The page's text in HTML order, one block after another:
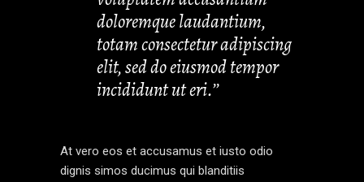
doloremque laudantium,
totam consectetur adipiscing
elit, sed do eiusmod tempor
incididunt ut eri.’’
At vero eos et accusamus et iusto odio
dignis simos ducimus qui blanditiis